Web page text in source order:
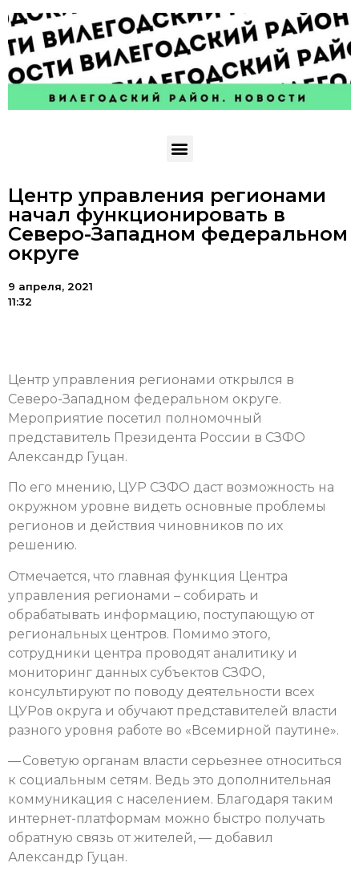
Центр управления регионами
начал функционировать в
Северо-Западном федеральном
округе
9 апреля, 2021
11:32
Центр управления регионами открылся в
Северо-Западном федеральном округе.
Мероприятие посетил полномочный
представитель Президента России в СЗФО
Александр Гуцан.
По его мнению, ЦУР СЗФО даст возможность на
окружном уровне видеть основные проблемы
регионов и действия чиновников по их
решению.
Отмечается, что главная функция Центра
управления регионами – собирать и
обрабатывать информацию, поступающую от
региональных центров. Помимо этого,
сотрудники центра проводят аналитику и
мониторинг данных субъектов СЗФО,
консультируют по поводу деятельности всех
ЦУРов округа и обучают представителей власти
разного уровня работе во «Всемирной паутине».
— Советую органам власти серьезнее относиться
к социальным сетям. Ведь это дополнительная
коммуникация с населением. Благодаря таким
интернет-платформам можно быстро получать
обратную связь от жителей, — добавил
Александр Гуцан.